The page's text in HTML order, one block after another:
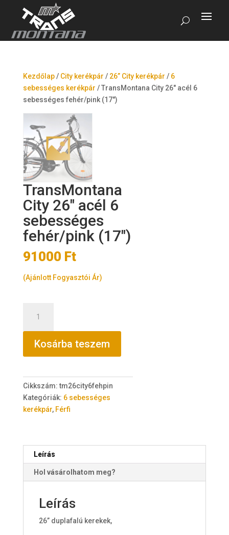
Kezdőlap/ City kerékpár / 26” City kerékpár / 6
sebességes kerékpár /TransMontana City 26″ acél 6
sebességes fehér/pink (17″)
TransMontana
City 26″ acél 6
sebességes
fehér/pink (17″)
91000 Ft
(Ajánlott Fogyasztói Ár)
26"
acél
6
fehér/pink
(17")
mennyiség
Kosárba teszem
Cikkszám: tm26city6fehpin
Kategóriák: 6 sebességes
kerékpár, Férfi
Leírás
Hol vásárolhatom meg?
Leírás
26” duplafalú kerekek,